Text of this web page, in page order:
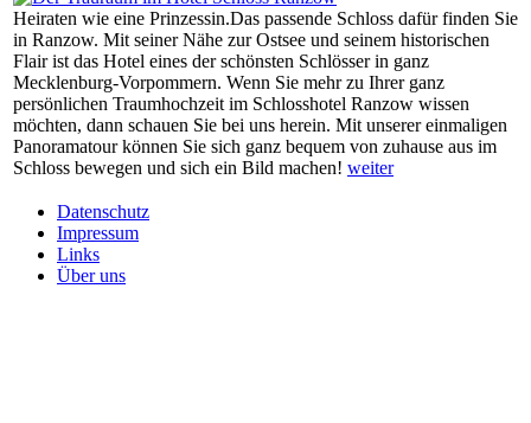
Heiraten wie eine Prinzessin.Das passende Schloss dafür finden Sie
in Ranzow. Mit seiner Nähe zur Ostsee und seinem historischen
Flair ist das Hotel eines der schönsten Schlösser in ganz
Mecklenburg-Vorpommern. Wenn Sie mehr zu Ihrer ganz
persönlichen Traumhochzeit im Schlosshotel Ranzow wissen
möchten, dann schauen Sie bei uns herein. Mit unserer einmaligen
Panoramatour können Sie sich ganz bequem von zuhause aus im
Schloss bewegen und sich ein Bild machen! weiter
Datenschutz
Impressum
Links
Über uns